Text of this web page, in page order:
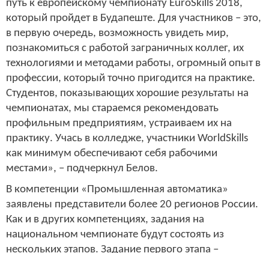
путь к европейскому чемпионату EuroSkills 2018,
который пройдет в Будапеште. Для участников – это,
в первую очередь, возможность увидеть мир,
познакомиться с работой заграничных коллег, их
технологиями и методами работы, огромный опыт в
профессии, который точно пригодится на практике.
Студентов, показывающих хорошие результаты на
чемпионатах, мы стараемся рекомендовать
профильным предприятиям, устраиваем их на
практику. Учась в колледже, участники WorldSkills
как минимум обеспечивают себя рабочими
местами», – подчеркнул Белов.
В компетенции «Промышленная автоматика»
заявлены представители более 20 регионов России.
Как и в других компетенциях, задания на
национальном чемпионате будут состоять из
нескольких этапов. Задание первого этапа –